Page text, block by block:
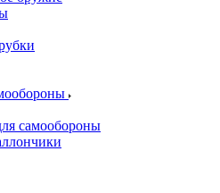
самообороны